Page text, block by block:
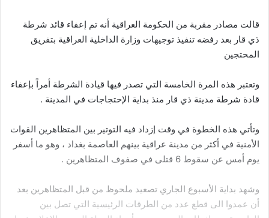
قالت مصادر مقربة من الحكومة العراقية أنه تم إعفاء قائد شرطة
ذي قار بعد رفضه تنفيذ توجيهات وزارة الداخلية العراقية بتفريق
المحتجين
وتعتبر هذه المرة الخامسة التي تصدر فيها قيادة الشرطة أمراً بإعفاء
قادة شرطة مدينة ذي قار منذ بداية الإحتجاجات في المدينة .
وتأتي هذه الخطوة في وقت إزداد فيه التوتير بين المتظاهرين القوات
الأمنية في أكثر من مدينة عراقية بينهم العاصمة بغداد ، وهو ما أسفر
يوم أمس عن سقوط قتلى في صفوف المتظاهرين .
وشهد بداية الأسبوع الجاري تصعيد ملحوظ من قبل المتظاهرين بعد
أن عمدوا الى قطع عدد من الطرقات الرئيسية التي تصل بين